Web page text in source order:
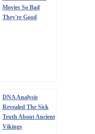
Movies So Bad
They're Good
DNA Analysis
Revealed The Sick
Truth About Ancient
Vikings